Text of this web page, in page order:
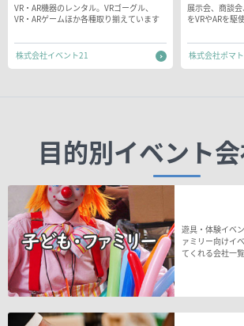
VR・AR機器のレンタル。VRゴーグル、
VR・ARゲームほか各種取り揃えています
株式会社イベント21
展示会、商談
をVRやARを駆
株式会社ポマ
目的別イベント
遊具・体験イベ
ァミリー向けイ
てくれる会社一覧